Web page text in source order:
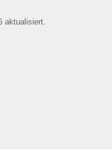
nicht
aktualisiert.